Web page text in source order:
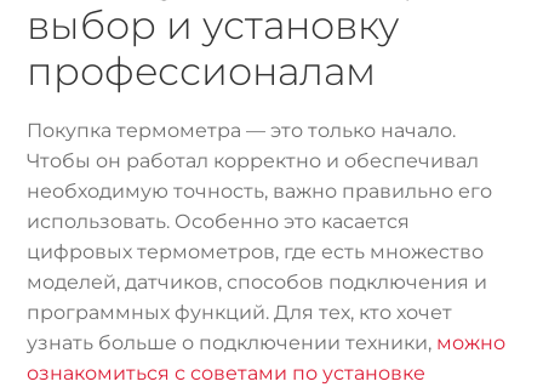
выбор и установку
профессионалам
Покупка термометра — это только начало.
Чтобы он работал корректно и обеспечивал
необходимую точность, важно правильно его
использовать. Особенно это касается
цифровых термометров, где есть множество
моделей, датчиков, способов подключения и
программных функций. Для тех, кто хочет
узнать больше о подключении техники, можно
ознакомиться с советами по установке